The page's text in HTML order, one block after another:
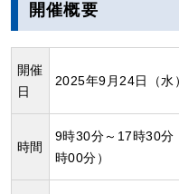
開催概要
開催
日
2025年9月24日（水
時間
9時30分～17時30分
時00分）